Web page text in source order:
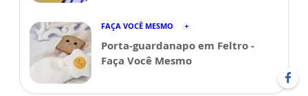
FAÇA VOCÊ MESMO
Porta-guardanapo em Feltro -
Faça Você Mesmo